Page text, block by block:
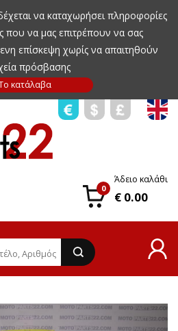
να καταχωρήσει πληροφορίες
που να μας επιτρέπουν να σας
επίσκεψη χωρίς να απαιτηθούν
πρόσβασης
0
Άδειο καλάθι
€ 0.00